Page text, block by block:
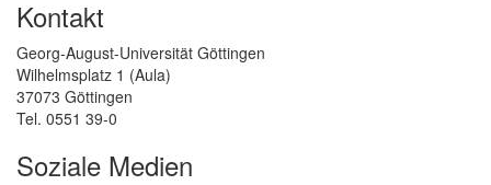
Kontakt
Georg-August-Universität Göttingen
Wilhelmsplatz 1 (Aula)
37073 Göttingen
Tel. 0551 39-0
Soziale Medien